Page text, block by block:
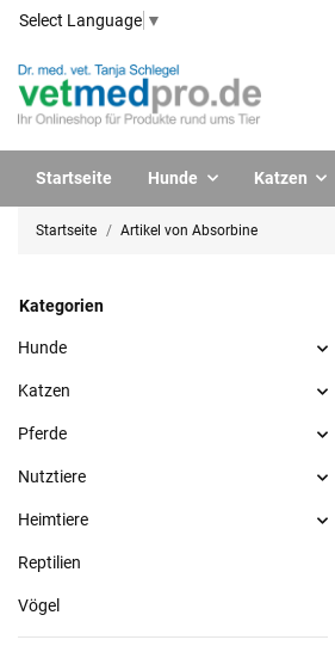
Select Language ▼
Hunde Katzen
Startseite
Startseite Artikel von Absorbine
Kategorien
Hunde
Katzen
Pferde
Nutztiere
Heimtiere
Reptilien
Vögel